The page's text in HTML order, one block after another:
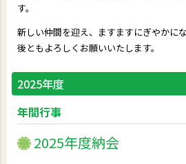
す。
新しい仲間を迎え、ますますにぎやかに
後ともよろしくお願いいたします。
2025年度
年間行事
2025年度納会